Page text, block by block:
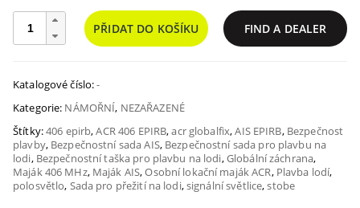
Bezpečnostní
sady
na
GlobalFix
V5
množství
PŘIDAT DO KOŠÍKU FIND A DEALER
Katalogové číslo:-
Kategorie: NÁMOŘNÍ, NEZAŘAZENÉ
Štítky:406 epirb,ACR 406 EPIRB,acr globalfix,AIS EPIRB, Bezpečnost
plavby, Bezpečnostní sada AIS, Bezpečnostní sada pro plavbu na
lodi, Bezpečnostní taška pro plavbu na lodi,Globální záchrana,
Maják 406 MHz, Maják AIS,Osobní lokační maják ACR, Plavba lodí,
polosvětlo, Sada pro přežití na lodi,signální světlice,stobe